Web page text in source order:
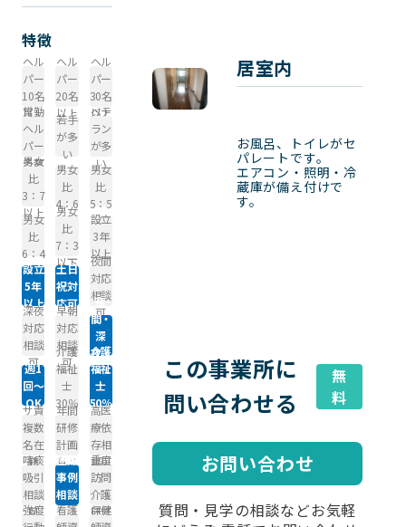
特徴
ヘル
パー
10名
以上
ヘル
パー
20名
以上
ヘル
パー
30名
以上
常勤
ヘル
パー
多数
若手
が多
い
ベテ
ラン
が多
い
男女
比
3：7
以上
男女
比
4：6
男女
比
5：5
男女
比
6：4
男女
比
7：3
以下
設立
3年
以上
設立
5年
以上
土日
祝対
応可
夜間
対応
相談
可
深夜
対応
相談
可
早朝
対応
相談
可
夜
間・
深
夜・
早朝
週1
回～
OK
介護
福祉
士
30％
～
介護
福祉
士
50％
～
サ責
複数
名在
籍
年間
研修
計画
有り
高医
療依
存相
談可
喀痰
吸引
相談
可
困難
事例
相談
可
重度
訪問
介護
研修
強度
看護
保健
居室内
お風呂、トイレがセ
パレートです。
エアコン・照明・冷
蔵庫が備え付けで
す。
この事業所に
問い合わせる
無
料
お問い合わせ
質問・見学の相談などお気軽